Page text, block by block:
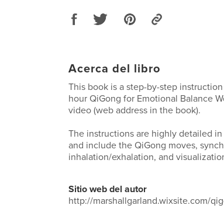
Acerca del libro
This book is a step-by-step
hour QiGong for Emotional Balance
video (web address in the book).
The instructions are highly detailed
and include the QiGong moves,
inhalation/exhalation, and
Sitio web del autor
http://marshallgarland.wixsite.com/